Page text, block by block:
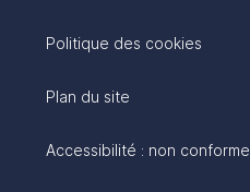
Politique des cookies
Plan du site
Accessibilité : non conforme